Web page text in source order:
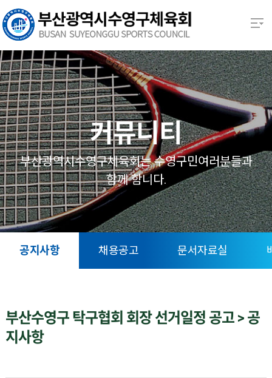
본문 바로가기
열기
열기
열기
열기
열기
열기
커뮤니티
부산광역시수영구체육회는 수영구민여러분들과
함께 함니다.
공지사항 채용공고 문서자료실
부산수영구 탁구협회 회장 선거일정 공고 > 공
지사항